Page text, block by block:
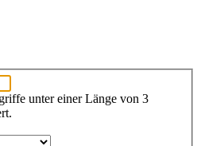
unter einer Länge von 3